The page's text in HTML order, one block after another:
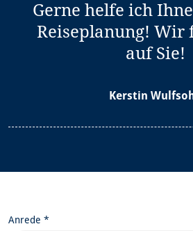
Gerne helfe ich
Reiseplanung! Wir
auf Sie!
Kerstin
Anrede *